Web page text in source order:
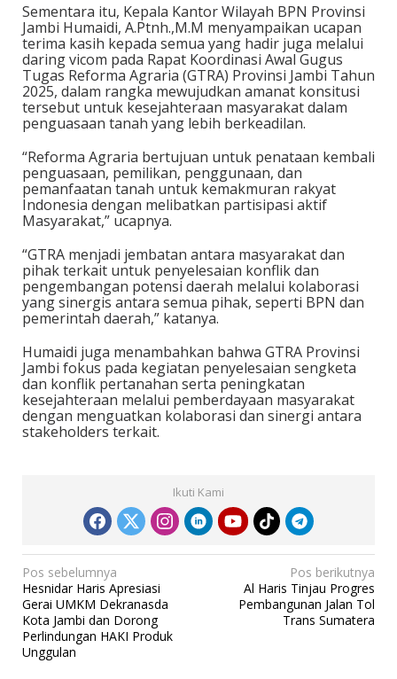
Sementara itu, Kepala Kantor Wilayah BPN Provinsi
Jambi Humaidi, A.Ptnh.,M.M menyampaikan ucapan
terima kasih kepada semua yang hadir juga melalui
daring vicom pada Rapat Koordinasi Awal Gugus
Tugas Reforma Agraria (GTRA) Provinsi Jambi Tahun
2025, dalam rangka mewujudkan amanat konsitusi
tersebut untuk kesejahteraan masyarakat dalam
penguasaan tanah yang lebih berkeadilan.
“Reforma Agraria bertujuan untuk penataan kembali
penguasaan, pemilikan, penggunaan, dan
pemanfaatan tanah untuk kemakmuran rakyat
Indonesia dengan melibatkan partisipasi aktif
Masyarakat,” ucapnya.
“GTRA menjadi jembatan antara masyarakat dan
pihak terkait untuk penyelesaian konflik dan
pengembangan potensi daerah melalui kolaborasi
yang sinergis antara semua pihak, seperti BPN dan
pemerintah daerah,” katanya.
Humaidi juga menambahkan bahwa GTRA Provinsi
Jambi fokus pada kegiatan penyelesaian sengketa
dan konflik pertanahan serta peningkatan
kesejahteraan melalui pemberdayaan masyarakat
dengan menguatkan kolaborasi dan sinergi antara
stakeholders terkait.
Ikuti Kami
N
a
v
i
Pos sebelumnya
Hesnidar Haris Apresiasi
Gerai UMKM Dekranasda
Kota Jambi dan Dorong
Perlindungan HAKI Produk
Unggulan
Pos berikutnya
Al Haris Tinjau Progres
Pembangunan Jalan Tol
Trans Sumatera